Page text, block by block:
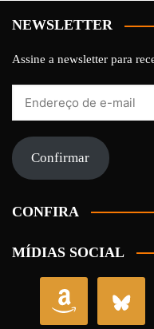
NEWSLETTER
Assine a newsletter para
mail Confirmar
CONFIRA
MÍDIAS SOCIAL